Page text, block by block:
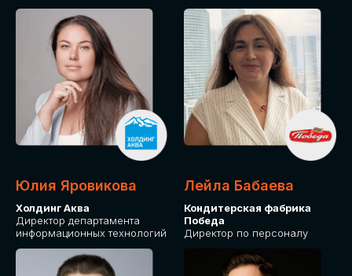
Юлия Яровикова
Холдинг Аква
Директор департамента
информационных технологий
Лейла Бабаева
Кондитерская фабрика
Победа
Директор по персоналу